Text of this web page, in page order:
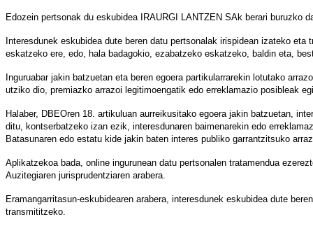
Edozein pertsonak du eskubidea IRAURGI LANTZEN SAk berari buruzko
Interesdunek eskubidea dute beren datu pertsonalak irispidean izateko
eskatzeko ere, edo, hala badagokio, ezabatzeko eskatzeko, baldin eta,
Inguruabar jakin batzuetan eta beren egoera partikularrarekin lotutako
utziko dio, premiazko arrazoi legitimoengatik edo erreklamazio posibleak
Halaber, DBEOren 18. artikuluan aurreikusitako egoera jakin batzuetan,
ditu, kontserbatzeko izan ezik, interesdunaren baimenarekin edo
Batasunaren edo estatu kide jakin baten interes publiko garrantzitsuko
Aplikatzekoa bada, online ingurunean datu pertsonalen tratamendua
Auzitegiaren jurisprudentziaren arabera.
Eramangarritasun-eskubidearen arabera, interesdunek eskubidea dute
transmititzeko.